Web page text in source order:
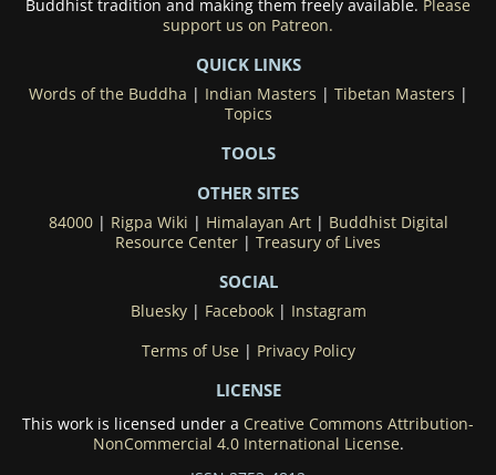
Buddhist tradition and making them freely available. Please
support us on Patreon.
QUICK LINKS
Words of the Buddha | Indian Masters | Tibetan Masters |
Topics
TOOLS
OTHER SITES
84000| Rigpa Wiki | Himalayan Art| Buddhist Digital
Resource Center | Treasury of Lives
SOCIAL
Bluesky| Facebook| Instagram
Terms of Use | Privacy Policy
LICENSE
This work is licensed under a Creative Commons Attribution-
NonCommercial 4.0 International License.